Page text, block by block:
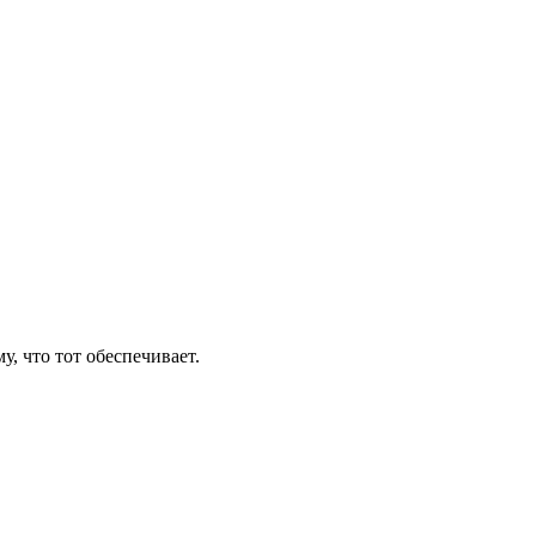
что тот обеспечивает.